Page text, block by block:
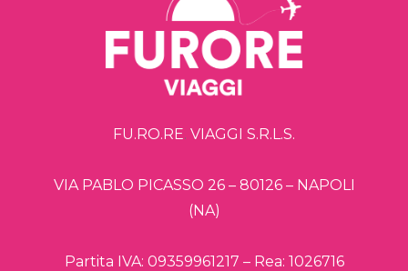
FU.RO.RE. VIAGGI S.R.L.S.
VIA PABLO PICASSO 26 – 80126 – NAPOLI
(NA)
Partita IVA: 09359961217 – Rea: 1026716